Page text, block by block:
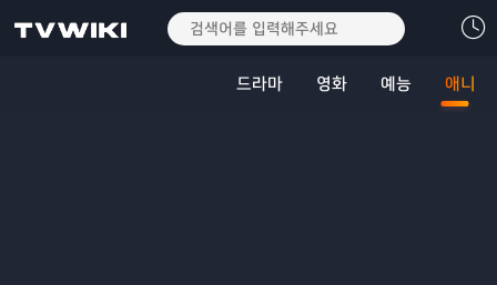
드라마 영화 예능 애니